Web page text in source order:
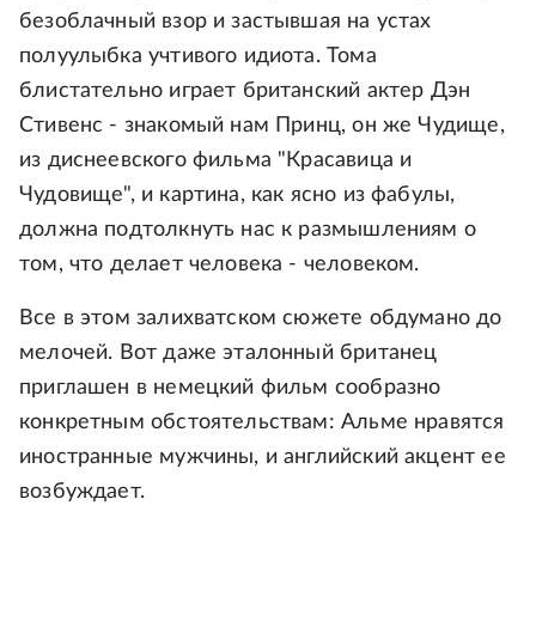
безоблачный взор и застывшая на устах
полуулыбка учтивого идиота. Тома
блистательно играет британский актер Дэн
Стивенс - знакомый нам Принц, он же Чудище,
из диснеевского фильма "Красавица и
Чудовище", и картина, как ясно из фабулы,
должна подтолкнуть нас к размышлениям о
том, что делает человека - человеком.
Все в этом залихватском сюжете обдумано до
мелочей. Вот даже эталонный британец
приглашен в немецкий фильм сообразно
конкретным обстоятельствам: Альме нравятся
иностранные мужчины, и английский акцент ее
возбуждает.